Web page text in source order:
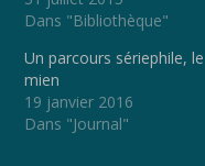
Dans "Bibliothèque"
Un parcours sériephile, le
mien
19 janvier 2016
Dans "Journal"